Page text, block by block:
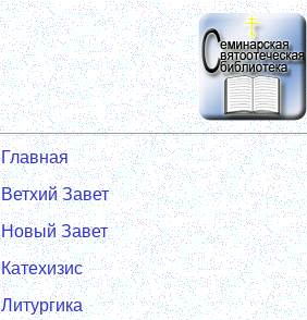
Главная
Ветхий Завет
Новый Завет
Катехизис
Литургика